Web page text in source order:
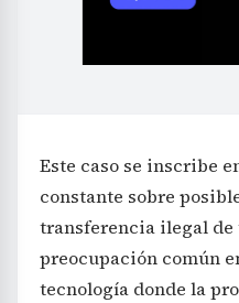
Este caso se inscribe
constante sobre
transferencia ilegal de
preocupación común
tecnología donde la